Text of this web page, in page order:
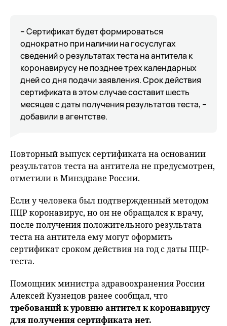
– Сертификат будет формироваться
однократно при наличии на госуслугах
сведений о результатах теста на антитела к
коронавирусу не позднее трех календарных
дней со дня подачи заявления. Срок действия
сертификата в этом случае составит шесть
месяцев с даты получения результатов теста, –
добавили в агентстве.
Повторный выпуск сертификата на основании
результатов теста на антитела не предусмотрен,
отметили в Минздраве России.
Если у человека был подтвержденный методом
ПЦР коронавирус, но он не обращался к врачу,
после получения положительного результата
теста на антитела ему могут оформить
сертификат сроком действия на год с даты ПЦР-
теста.
Помощник министра здравоохранения России
Алексей Кузнецов ранее сообщал, что
требований к уровню антител к коронавирусу
для получения сертификата нет.